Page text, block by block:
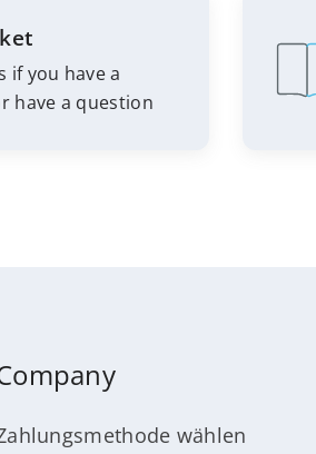
if you have a
have a question
wählen